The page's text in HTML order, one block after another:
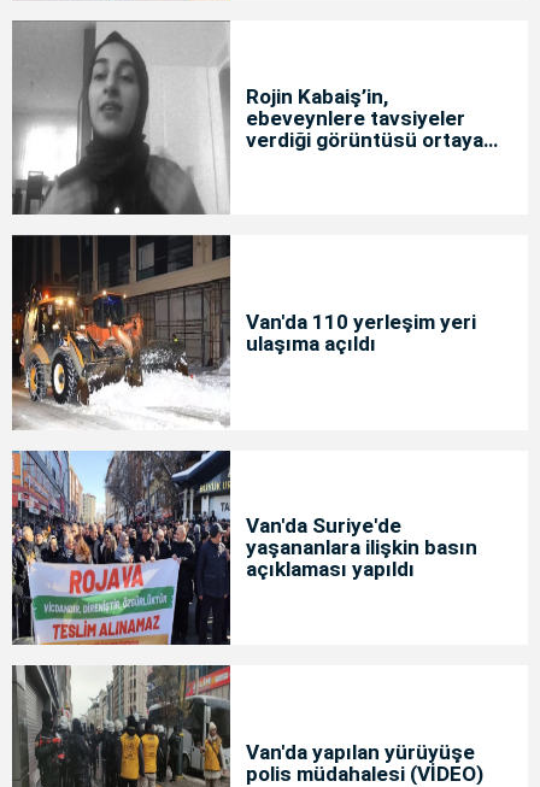
Rojin Kabaiş’in,
ebeveynlere tavsiyeler
verdiği görüntüsü ortaya
Van'da 110 yerleşim yeri
ulaşıma açıldı
Van'da Suriye'de
yaşananlara ilişkin basın
açıklaması yapıldı
Van'da yapılan yürüyüşe
polis müdahalesi (VİDEO)